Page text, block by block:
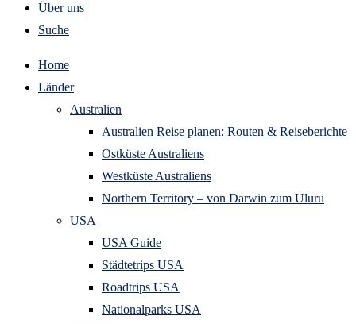
Über uns
Suche
Home
Länder
Australien
Australien Reise planen: Routen & Reiseberichte
Ostküste Australiens
Westküste Australiens
Northern Territory – von Darwin zum Uluru
USA
USA Guide
Städtetrips USA
Roadtrips USA
Nationalparks USA